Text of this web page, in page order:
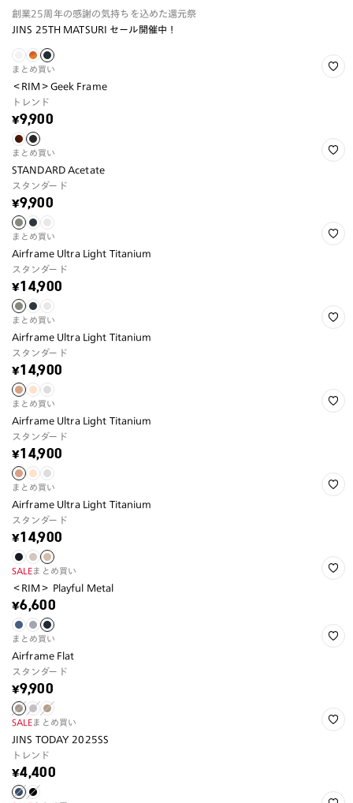
創業25周年の感謝の気持ちを込めた還元祭
JINS 25TH MATSURI セール開催中！
まとめ買い
＜RIM＞Geek Frame
トレンド
¥9,900
まとめ買い
STANDARD Acetate
スタンダード
¥9,900
まとめ買い
Airframe Ultra Light Titanium
スタンダード
¥14,900
まとめ買い
Airframe Ultra Light Titanium
スタンダード
¥14,900
まとめ買い
Airframe Ultra Light Titanium
スタンダード
¥14,900
まとめ買い
Airframe Ultra Light Titanium
スタンダード
¥14,900
SALEまとめ買い
＜RIM＞ Playful Metal
¥6,600
まとめ買い
Airframe Flat
スタンダード
¥9,900
SALEまとめ買い
JINS TODAY 2025SS
トレンド
¥4,400